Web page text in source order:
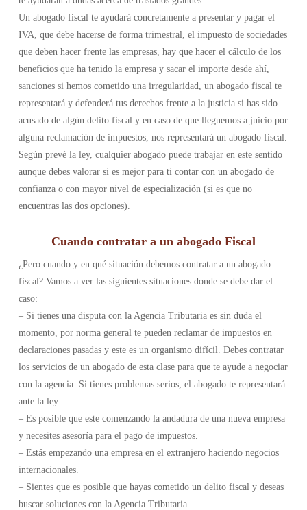
Un abogado fiscal te ayudará concretamente a presentar y pagar el
IVA, que debe hacerse de forma trimestral, el impuesto de sociedades
que deben hacer frente las empresas, hay que hacer el cálculo de los
beneficios que ha tenido la empresa y sacar el importe desde ahí,
sanciones si hemos cometido una irregularidad, un abogado fiscal te
representará y defenderá tus derechos frente a la justicia si has sido
acusado de algún delito fiscal y en caso de que lleguemos a juicio por
alguna reclamación de impuestos, nos representará un abogado fiscal.
Según prevé la ley, cualquier abogado puede trabajar en este sentido
aunque debes valorar si es mejor para ti contar con un abogado de
confianza o con mayor nivel de especialización (si es que no
encuentras las dos opciones).
Cuando contratar a un abogado Fiscal
¿Pero cuando y en qué situación debemos contratar a un abogado
fiscal? Vamos a ver las siguientes situaciones donde se debe dar el
caso:
– Si tienes una disputa con la Agencia Tributaria es sin duda el
momento, por norma general te pueden reclamar de impuestos en
declaraciones pasadas y este es un organismo difícil. Debes contratar
los servicios de un abogado de esta clase para que te ayude a negociar
con la agencia. Si tienes problemas serios, el abogado te representará
ante la ley.
– Es posible que este comenzando la andadura de una nueva empresa
y necesites asesoría para el pago de impuestos.
– Estás empezando una empresa en el extranjero haciendo negocios
internacionales.
– Sientes que es posible que hayas cometido un delito fiscal y deseas
buscar soluciones con la Agencia Tributaria.